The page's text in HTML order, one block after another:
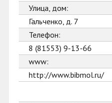
Улица, дом:
Гальченко, д. 7
Телефон:
8 (81553) 9-13-66
www:
http://www.bibmol.ru/